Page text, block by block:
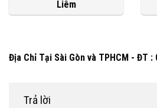
Liêm
Địa Chỉ Tại Sài Gòn và TPHCM - ĐT :
Trả lời